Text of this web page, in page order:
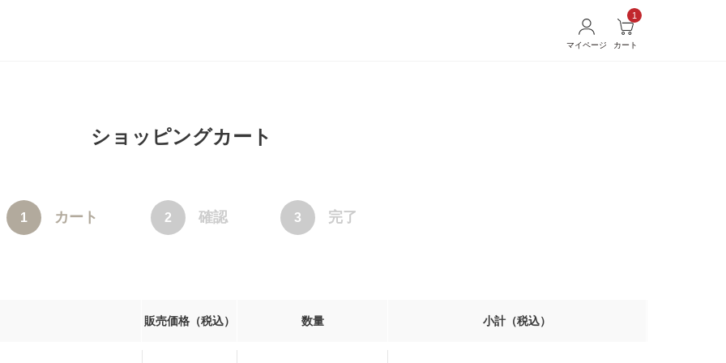
マイページ
1
カート
ショッピングカート
1 カート 2 確認 3 完了
販売価格（税込） 数量 小計（税込）